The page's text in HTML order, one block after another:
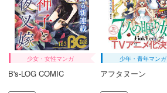
少女・女性マンガ
B's-LOG COMIC
少年・青年マンガ
アフタヌーン